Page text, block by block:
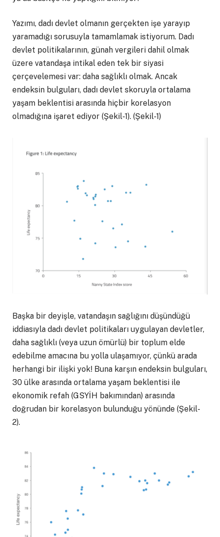
Yazımı, dadı devlet olmanın gerçekten işe yarayıp
yaramadığı sorusuyla tamamlamak istiyorum. Dadı
devlet politikalarının, günah vergileri dahil olmak
üzere vatandaşa intikal eden tek bir siyasi
çerçevelemesi var: daha sağlıklı olmak. Ancak
endeksin bulguları, dadı devlet skoruyla ortalama
yaşam beklentisi arasında hiçbir korelasyon
olmadığına işaret ediyor (Şekil-1). (Şekil-1)
Başka bir deyişle, vatandaşın sağlığını düşündüğü
iddiasıyla dadı devlet politikaları uygulayan devletler,
daha sağlıklı (veya uzun ömürlü) bir toplum elde
edebilme amacına bu yolla ulaşamıyor, çünkü arada
herhangi bir ilişki yok! Buna karşın endeksin bulguları,
30 ülke arasında ortalama yaşam beklentisi ile
ekonomik refah (GSYİH bakımından) arasında
doğrudan bir korelasyon bulunduğu yönünde (Şekil-
2).